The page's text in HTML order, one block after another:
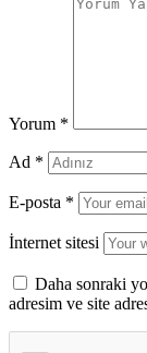
Yorum *
Ad *
E-posta *
İnternet sitesi
Daha sonraki
adresim ve site